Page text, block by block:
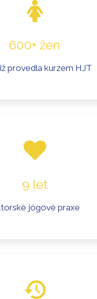
600+ žen
provedla kurzem HJT
9 let
jógové praxe